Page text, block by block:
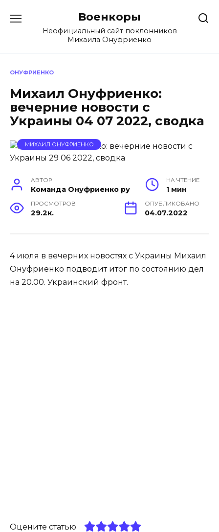
содержанию
Военкоры
Неофициальный сайт поклонников
Михаила Онуфриенко
ОНУФРИЕНКО
Михаил Онуфриенко:
вечерние новости с
Украины 04 07 2022, сводка
МИХАИЛ ОНУФРИЕНКО
АВТОР
Команда Онуфриенко ру
НА ЧТЕНИЕ
1 мин
ПРОСМОТРОВ
29.2к.
ОПУБЛИКОВАНО
04.07.2022
4 июля в вечерних новостях с Украины Михаил
Онуфриенко подводит итог по состоянию дел
на 20.00. Украинский фронт.
Оцените статью